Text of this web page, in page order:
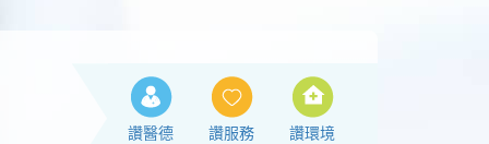
讚醫德
讚服務
讚環境